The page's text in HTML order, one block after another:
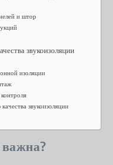
и штор
звукоизоляции
изоляции
звукоизоляции